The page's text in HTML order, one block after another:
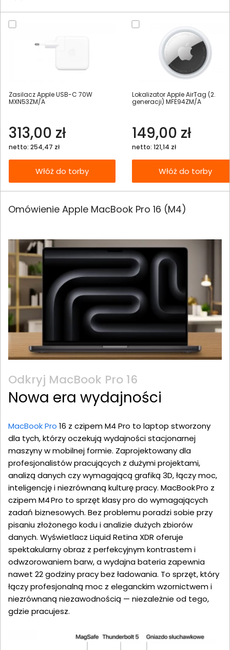
Zasilacz Apple USB-C 70W
MXN53ZM/A
313,00 zł
netto: 254,47 zł
Włóż do torby
Lokalizator Apple AirTag (2.
generacji) MFE94ZM/A
149,00 zł
netto: 121,14 zł
Włóż do torby
Omówienie Apple MacBook Pro 16 (M4)
Odkryj MacBook Pro 16
Nowa era wydajności
MacBook Pro 16 z czipem M4 Pro to laptop stworzony
dla tych, którzy oczekują wydajności stacjonarnej
maszyny w mobilnej formie. Zaprojektowany dla
profesjonalistów pracujących z dużymi projektami,
analizą danych czy wymagającą grafiką 3D, łączy moc,
inteligencję i niezrównaną kulturę pracy. MacBook Pro z
czipem M4 Pro to sprzęt klasy pro do wymagających
zadań biznesowych. Bez problemu poradzi sobie przy
pisaniu złożonego kodu i analizie dużych zbiorów
danych. Wyświetlacz Liquid Retina XDR oferuje
spektakularny obraz z perfekcyjnym kontrastem i
odwzorowaniem barw, a wydajna bateria zapewnia
nawet 22 godziny pracy bez ładowania. To sprzęt, który
łączy profesjonalną moc z eleganckim wzornictwem i
niezrównaną niezawodnością — niezależnie od tego,
gdzie pracujesz.